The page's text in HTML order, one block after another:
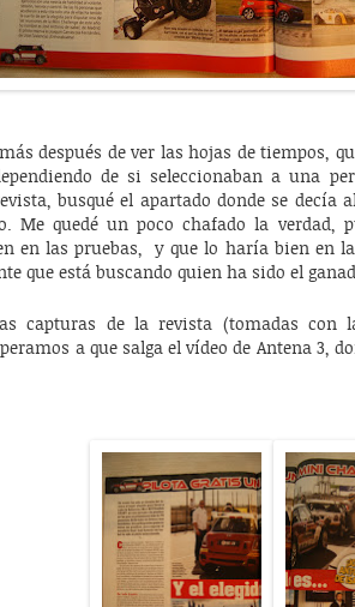
después de ver las hojas de tiempos,
de si seleccionaban a una
busqué el apartado donde se decía
Me quedé un poco chafado la verdad,
en las pruebas, y que lo haría bien en
que está buscando quien ha sido el
capturas de la revista (tomadas con
a que salga el vídeo de Antena 3,